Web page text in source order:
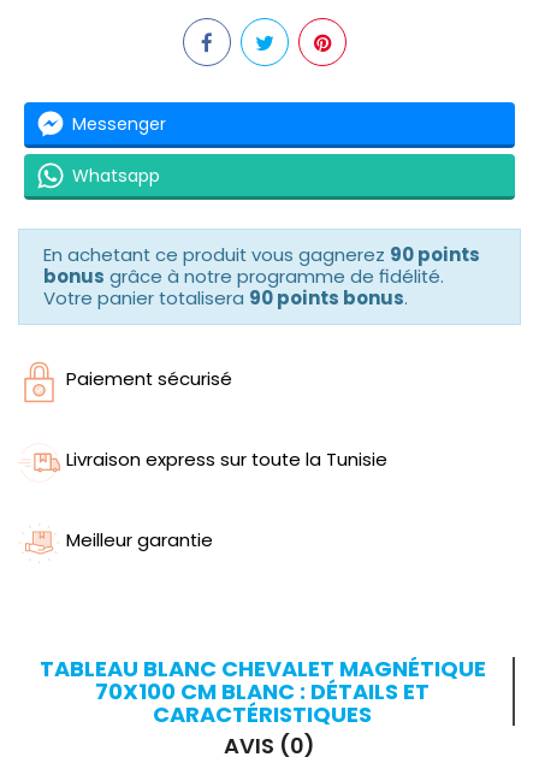
Messenger
Whatsapp
En achetant ce produit vous gagnerez 90 points
bonus grâce à notre programme de fidélité.
Votre panier totalisera 90 points bonus.
Paiement sécurisé
Livraison express sur toute la Tunisie
Meilleur garantie
TABLEAU BLANC CHEVALET MAGNÉTIQUE
70X100 CM BLANC : DÉTAILS ET
CARACTÉRISTIQUES
AVIS (0)